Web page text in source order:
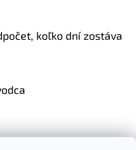
koľko dní zostáva